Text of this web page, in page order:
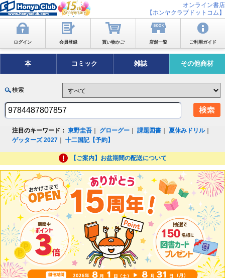
オンライン書店
【ホンヤクラブドットコム】
ログイン 会員登録 買い物かご 店舗一覧 ご利用ガイド
本 コミック 雑誌 その他商材
検索
注目のキーワード： 東野圭吾 グローグー ｜課題図書 ｜夏休みドリル｜
ゲッターズ 2027 ｜十二国記【予約】
【ご案内】お盆期間の配送について